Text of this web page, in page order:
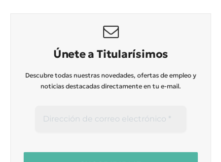
Únete a Titularísimos
Descubre todas nuestras novedades, ofertas de empleo y
noticias destacadas directamente en tu e-mail.